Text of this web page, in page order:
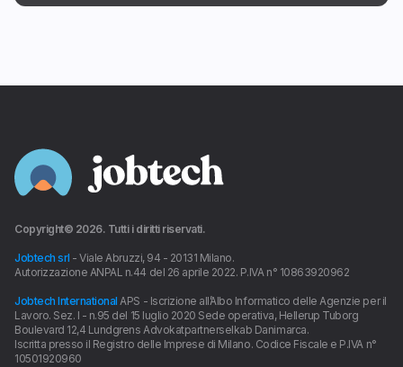
Copyright© 2026. Tutti i diritti riservati.
Jobtech srl - Viale Abruzzi, 94 - 20131 Milano.
Autorizzazione ANPAL n.44 del 26 aprile 2022. P.IVA n° 10863920962
Jobtech International APS - Iscrizione all’Albo Informatico delle Agenzie per il
Lavoro. Sez. I - n.95 del 15 luglio 2020 Sede operativa, Hellerup Tuborg
Boulevard 12,4 Lundgrens Advokatpartnerselkab Danimarca.
Iscritta presso il Registro delle Imprese di Milano. Codice Fiscale e P.IVA n°
10501920960